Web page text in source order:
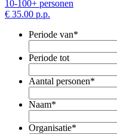
10-100+ personen
€ 35.00 p.p.
Periode van*
Periode tot
Aantal personen*
Naam*
Organisatie*